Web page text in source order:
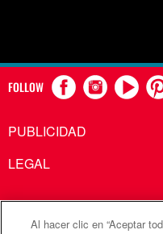
FOLLOW
PUBLICIDAD
LEGAL
Al hacer clic en “Aceptar